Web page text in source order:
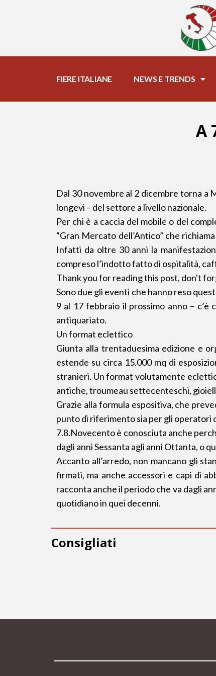
FIERE ITALIANE NEWS E TRENDS
A
Dal 30 novembre al 2 dicembre torna a
longevi – del settore a livello nazionale.
Per chi è a caccia del mobile o del
“Gran Mercato dell’Antico” che
Infatti da oltre 30 anni la
compreso l’indotto fatto di ospitalità,
Thank you for reading this post, don't
Sono due gli eventi che hanno reso
9 al 17 febbraio il prossimo anno –
antiquariato.
Un format eclettico
Giunta alla trentaduesima edizione e
estende su circa 15.000 mq di
stranieri. Un format volutamente
antiche, troumeau settecenteschi,
Grazie alla formula espositiva, che
punto di riferimento sia per gli operatori
7.8.Novecento è conosciuta anche
dagli anni Sessanta agli anni Ottanta, o
Accanto all’arredo, non mancano gli
firmati, ma anche accessori e capi di
racconta anche il periodo che va dagli
quotidiano in quei decenni.
Consigliati